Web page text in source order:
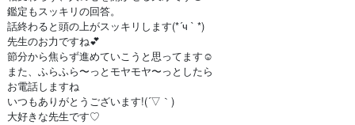
鑑定もスッキリの回答。
話終わると頭の上がスッキリします(*´ч ` *)
先生のお力ですね💕︎
節分から焦らず進めていこうと思ってます☺️
また、ふらふら〜っとモヤモヤ〜っとしたら
お電話しますね
いつもありがとうございます!(´▽｀)
大好きな先生です♡